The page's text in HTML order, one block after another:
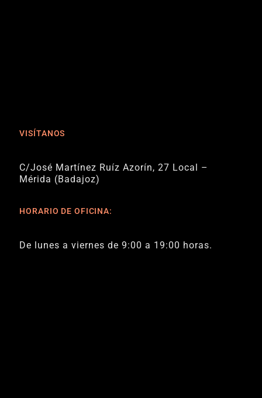
VISÍTANOS
C/José Martínez Ruíz Azorín, 27 Local –
Mérida (Badajoz)
HORARIO DE OFICINA:
De lunes a viernes de 9:00 a 19:00 horas.